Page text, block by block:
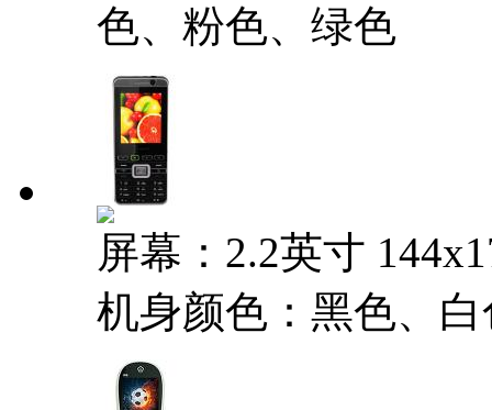
色、粉色、绿色
屏幕：2.2英寸
机身颜色：黑色、